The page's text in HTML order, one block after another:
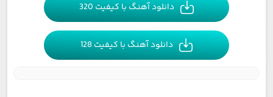
دانلود آهنگ با کیفیت 320
دانلود آهنگ با کیفیت 128